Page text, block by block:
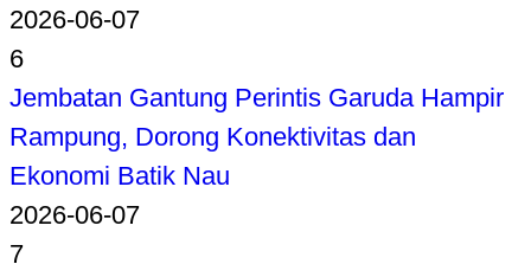
2026-06-07
6
Jembatan Gantung Perintis Garuda Hampir
Rampung, Dorong Konektivitas dan
Ekonomi Batik Nau
2026-06-07
7